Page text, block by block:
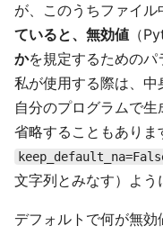
が、このうちファイル
ていると、無効値 （
かを規定するためのパ
私が使用する際は、中
自分のプログラムで
省略することもあり
文字列とみなす）よう
デフォルトで何が無